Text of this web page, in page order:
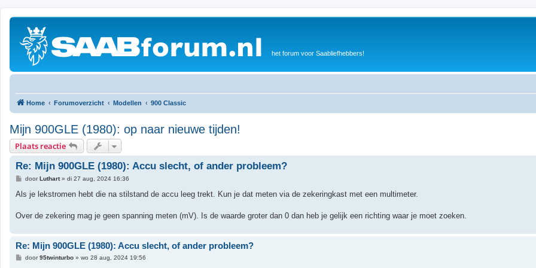
het forum voor Saabliefhebbers!
Home Forumoverzicht Modellen 900 Classic
Mijn 900GLE (1980): op naar nieuwe tijden!
Plaats reactie
Re: Mijn 900GLE (1980): Accu slecht, of ander probleem?
B
r
h
doorLuthart» di 27 aug, 2024 16:36
Als je lekstromen hebt die na stilstand de accu leeg trekt. Kun je dat meten via de zekeringkast met een multimeter.
Over de zekering mag je geen spanning meten (mV). Is de waarde groter dan 0 dan heb je gelijk een richting waar je moet zoeken.
Re: Mijn 900GLE (1980): Accu slecht, of ander probleem?
Bdoor95twinturbo» wo 28 aug, 2024 19:56